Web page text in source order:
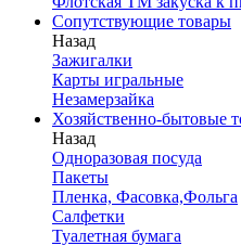
Сопутствующие товары
Назад
Зажигалки
Карты игральные
Незамерзайка
Хозяйственно-бытовые
Назад
Одноразовая посуда
Пакеты
Пленка, Фасовка,Фольга
Салфетки
Туалетная бумага